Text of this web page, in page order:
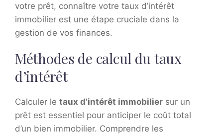
votre prêt, connaître votre taux d’intérêt
immobilier est une étape cruciale dans la
gestion de vos finances.
Méthodes de calcul du taux
d’intérêt
Calculer le taux d’intérêt immobilier sur un
prêt est essentiel pour anticiper le coût total
d’un bien immobilier. Comprendre les